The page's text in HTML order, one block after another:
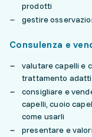
prodotti
gestire
Consulenza e
valutare capelli e
trattamento adatti
consigliare e
capelli, cuoio
come usarli
presentare e